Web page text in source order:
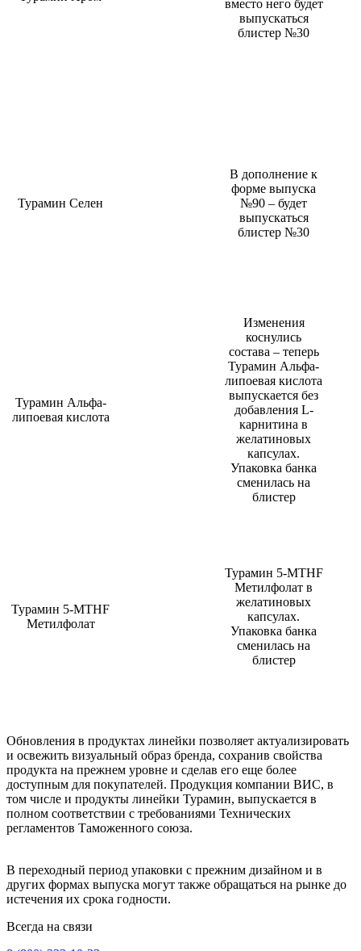
вместо него будет
выпускаться
блистер №30
Турамин Селен
В дополнение к
форме выпуска
№90 – будет
выпускаться
блистер №30
Турамин Альфа-
липоевая кислота
Изменения
коснулись
состава – теперь
Турамин Альфа-
липоевая кислота
выпускается без
добавления L-
карнитина в
желатиновых
капсулах.
Упаковка банка
сменилась на
блистер
Турамин 5-MTHF
Метилфолат
Турамин 5-MTHF
Метилфолат в
желатиновых
капсулах.
Упаковка банка
сменилась на
блистер
Обновления в продуктах линейки позволяет актуализировать
и освежить визуальный образ бренда, сохранив свойства
продукта на прежнем уровне и сделав его еще более
доступным для покупателей. Продукция компании ВИС, в
том числе и продукты линейки Турамин, выпускается в
полном соответствии с требованиями Технических
регламентов Таможенного союза.
В переходный период упаковки с прежним дизайном и в
других формах выпуска могут также обращаться на рынке до
истечения их срока годности.
Всегда на связи